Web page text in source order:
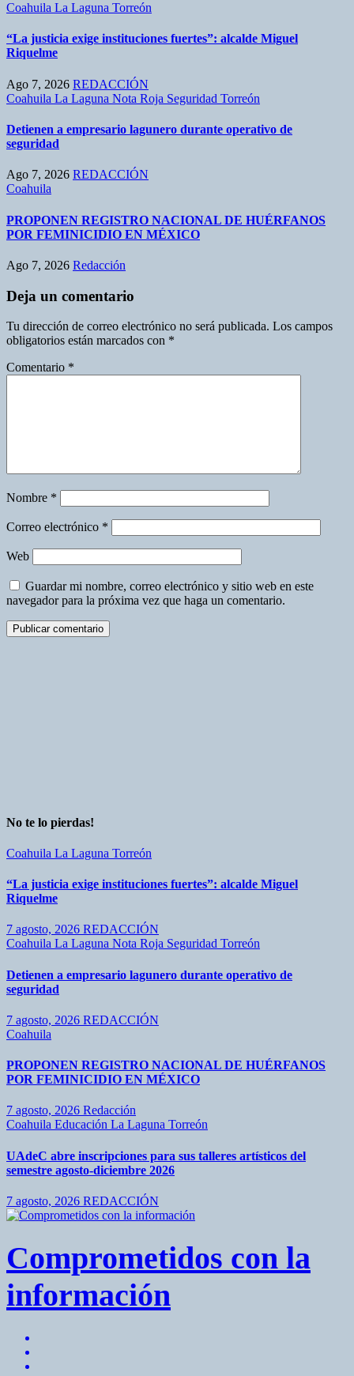
Coahuila La Laguna Torreón
“La justicia exige instituciones fuertes”: alcalde Miguel
Riquelme
Ago 7, 2026 REDACCIÓN
Coahuila La Laguna Nota Roja Seguridad Torreón
Detienen a empresario lagunero durante operativo de
seguridad
Ago 7, 2026 REDACCIÓN
Coahuila
PROPONEN REGISTRO NACIONAL DE HUÉRFANOS
POR FEMINICIDIO EN MÉXICO
Ago 7, 2026 Redacción
Deja un comentario
Tu dirección de correo electrónico no será publicada. Los campos
obligatorios están marcados con *
Comentario *
Nombre *
Correo electrónico *
Web
Guardar mi nombre, correo electrónico y sitio web en este
navegador para la próxima vez que haga un comentario.
No te lo pierdas!
Coahuila La Laguna Torreón
“La justicia exige instituciones fuertes”: alcalde Miguel
Riquelme
7 agosto, 2026 REDACCIÓN
Coahuila La Laguna Nota Roja Seguridad Torreón
Detienen a empresario lagunero durante operativo de
seguridad
7 agosto, 2026 REDACCIÓN
Coahuila
PROPONEN REGISTRO NACIONAL DE HUÉRFANOS
POR FEMINICIDIO EN MÉXICO
7 agosto, 2026 Redacción
Coahuila Educación La Laguna Torreón
UAdeC abre inscripciones para sus talleres artísticos del
semestre agosto-diciembre 2026
7 agosto, 2026 REDACCIÓN
Comprometidos con la
información